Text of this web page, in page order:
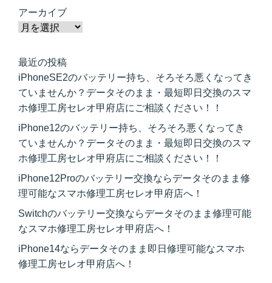
アーカイブ
最近の投稿
iPhoneSE2のバッテリー持ち、そろそろ悪くなってき
ていませんか？データそのまま・最短即日交換のスマ
ホ修理工房セレオ甲府店にご相談ください！！
iPhone12のバッテリー持ち、そろそろ悪くなってき
ていませんか？データそのまま・最短即日交換のスマ
ホ修理工房セレオ甲府店にご相談ください！！
iPhone12Proのバッテリー交換ならデータそのまま修
理可能なスマホ修理工房セレオ甲府店へ！
Switchのバッテリー交換ならデータそのまま修理可能
なスマホ修理工房セレオ甲府店へ！
iPhone14ならデータそのまま即日修理可能なスマホ
修理工房セレオ甲府店へ！